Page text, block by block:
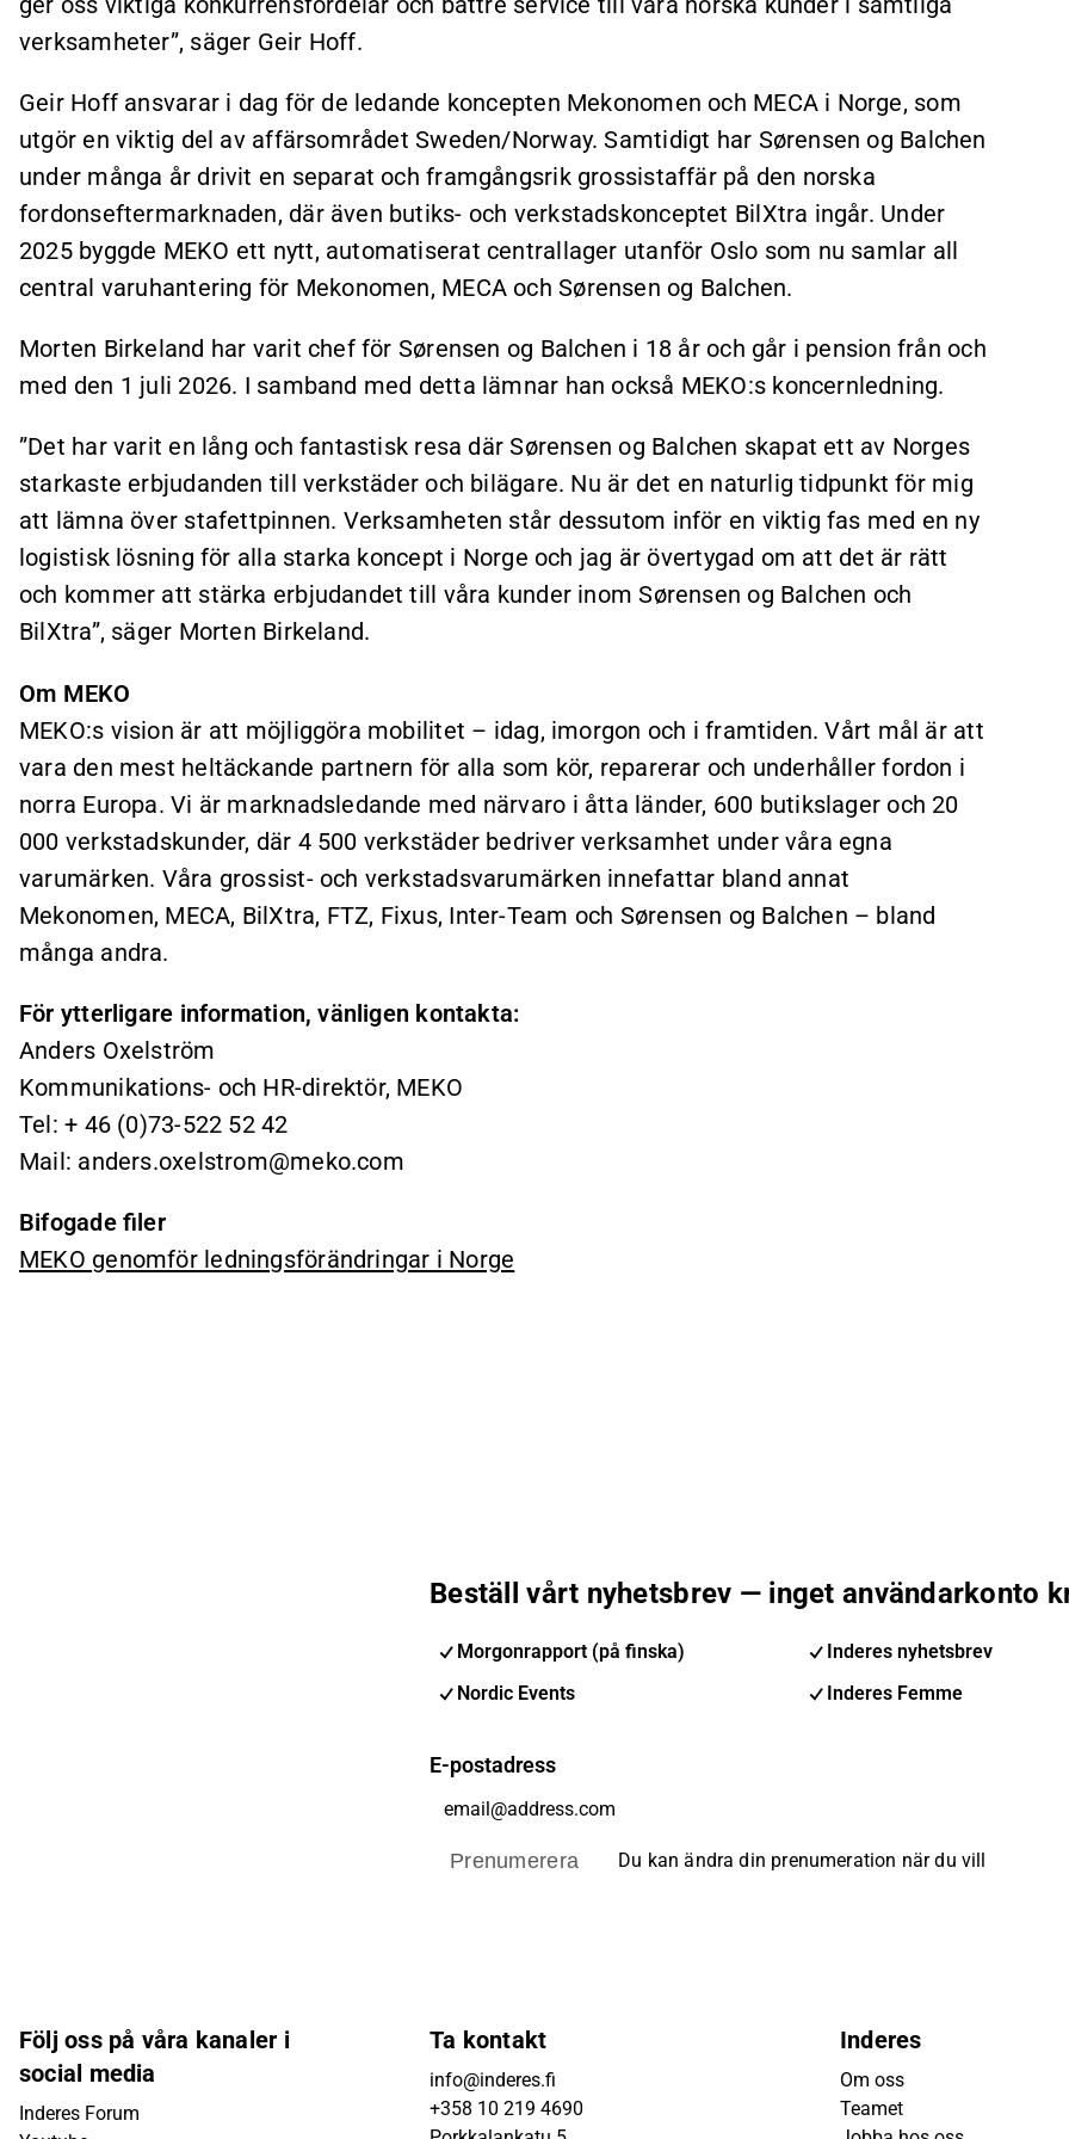
verksamheter”, säger Geir Hoff.
Geir Hoff ansvarar i dag för de ledande koncepten Mekonomen och MECA i Norge, som
utgör en viktig del av affärsområdet Sweden/Norway. Samtidigt har Sørensen og Balchen
under många år drivit en separat och framgångsrik grossistaffär på den norska
fordonseftermarknaden, där även butiks- och verkstadskonceptet BilXtra ingår. Under
2025 byggde MEKO ett nytt, automatiserat centrallager utanför Oslo som nu samlar all
central varuhantering för Mekonomen, MECA och Sørensen og Balchen.
Morten Birkeland har varit chef för Sørensen og Balchen i 18 år och går i pension från och
med den 1 juli 2026. I samband med detta lämnar han också MEKO:s koncernledning.
”Det har varit en lång och fantastisk resa där Sørensen og Balchen skapat ett av Norges
starkaste erbjudanden till verkstäder och bilägare. Nu är det en naturlig tidpunkt för mig
att lämna över stafettpinnen. Verksamheten står dessutom inför en viktig fas med en ny
logistisk lösning för alla starka koncept i Norge och jag är övertygad om att det är rätt
och kommer att stärka erbjudandet till våra kunder inom Sørensen og Balchen och
BilXtra”, säger Morten Birkeland.
Om MEKO
MEKO:s vision är att möjliggöra mobilitet – idag, imorgon och i framtiden. Vårt mål är att
vara den mest heltäckande partnern för alla som kör, reparerar och underhåller fordon i
norra Europa. Vi är marknadsledande med närvaro i åtta länder, 600 butikslager och 20
000 verkstadskunder, där 4 500 verkstäder bedriver verksamhet under våra egna
varumärken. Våra grossist- och verkstadsvarumärken innefattar bland annat
Mekonomen, MECA, BilXtra, FTZ, Fixus, Inter-Team och Sørensen og Balchen – bland
många andra.
För ytterligare information, vänligen kontakta:
Anders Oxelström
Kommunikations- och HR-direktör, MEKO
Tel: + 46 (0)73-522 52 42
Mail: anders.oxelstrom@meko.com
Bifogade filer
MEKO genomför ledningsförändringar i Norge
Beställ vårt nyhetsbrev — inget användarkonto
Morgonrapport (på finska)
Inderes nyhetsbrev
Nordic Events
Inderes Femme
E-postadress
Prenumerera Du kan ändra din prenumeration när du vill
Följ oss på våra kanaler i
social media
Inderes Forum
Ta kontakt
info@inderes.fi
+358 10 219 4690
Inderes
Om oss
Teamet